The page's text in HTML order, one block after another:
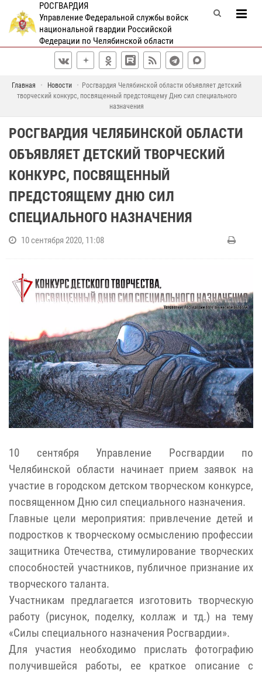
РОСГВАРДИЯ
Управление Федеральной службы войск
национальной гвардии Российской
Федерации по Челябинской области
Главная Новости
Росгвардия Челябинской области объявляет детский
творческий конкурс, посвященный предстоящему Дню сил специального
назначения
РОСГВАРДИЯ ЧЕЛЯБИНСКОЙ ОБЛАСТИ
ОБЪЯВЛЯЕТ ДЕТСКИЙ ТВОРЧЕСКИЙ
КОНКУРС, ПОСВЯЩЕННЫЙ
ПРЕДСТОЯЩЕМУ ДНЮ СИЛ
СПЕЦИАЛЬНОГО НАЗНАЧЕНИЯ
10 сентября 2020, 11:08
10 сентября Управление Росгвардии по
Челябинской области начинает прием заявок на
участие в городском детском творческом конкурсе,
посвященном Дню сил специального назначения.
Главные цели мероприятия: привлечение детей и
подростков к творческому осмыслению профессии
защитника Отечества, стимулирование творческих
способностей участников, публичное признание их
творческого таланта.
Участникам предлагается изготовить творческую
работу (рисунок, поделку, коллаж и тд.) на тему
«Силы специального назначения Росгвардии».
Для участия необходимо прислать фотографию
получившейся работы, ее краткое описание с